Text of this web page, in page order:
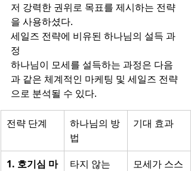
저 강력한 권위로 목표를 제시하는 전략
을 사용하셨다.
세일즈 전략에 비유된 하나님의 설득 과
정
하나님이 모세를 설득하는 과정은 다음
과 같은 체계적인 마케팅 및 세일즈 전략
으로 분석될 수 있다.
전략 단계
하나님의 방
법
기대 효과
1. 호기심 마
타지 않는
모세가 스스